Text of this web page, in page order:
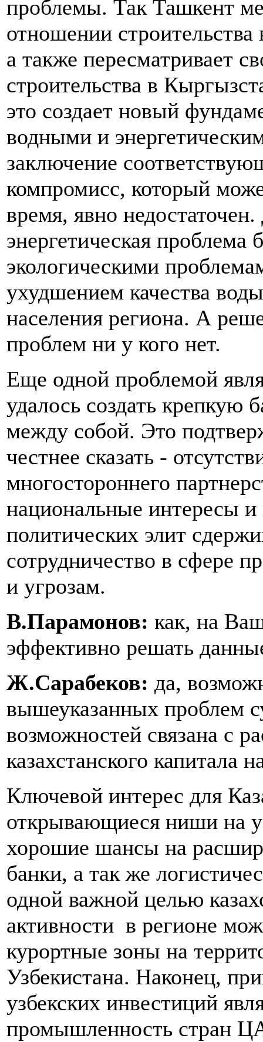
проблемы. Так Ташкент
отношении
а также пересматривает
строительства в
это создает новый
водными и
заключение
компромисс, который
время, явно
энергетическая проблема
экологическими
ухудшением качества
населения региона. А
проблем ни у кого нет.
Еще одной проблемой
удалось создать крепкую
между собой. Это
честнее сказать -
многостороннего
национальные интересы и
политических элит
сотрудничество в сфере
и угрозам.
В.Парамонов: как, на
эффективно решать
Ж.Сарабеков: да,
вышеуказанных проблем
возможностей связана с
казахстанского капитала
Ключевой интерес для
открывающиеся ниши на
хорошие шансы на
банки, а так же
одной важной целью
активности в регионе
курортные зоны на
Узбекистана. Наконец,
узбекских инвестиций
промышленность стран